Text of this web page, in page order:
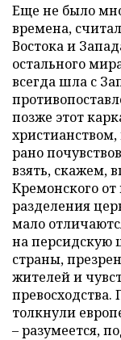
Еще не было
времена,
Востока и
остального
всегда шла с
позже этот
христианством,
рано
взять, скажем,
Кремонского
разделения
мало
на персидскую
страны,
жителей и
толкнули
– разумеется,